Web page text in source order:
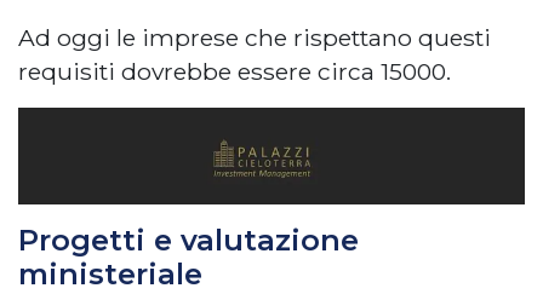
Ad oggi le imprese che rispettano questi
requisiti dovrebbe essere circa 15000.
Progetti e valutazione
ministeriale